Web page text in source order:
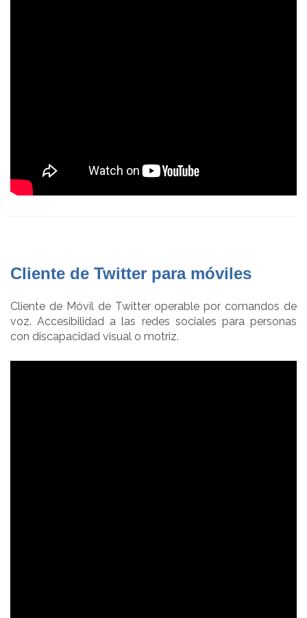
Cliente de Twitter para móviles
Cliente de Móvil de Twitter operable por comandos de
voz. Accesibilidad a las redes sociales para personas
con discapacidad visual o motriz.